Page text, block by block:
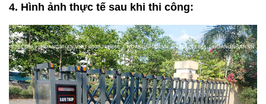
4. Hình ảnh thực tế sau khi thi công: